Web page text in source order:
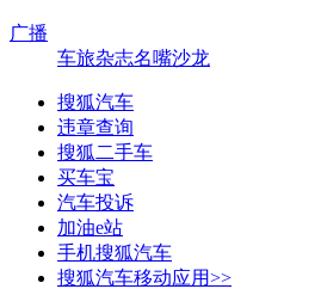
广播
车旅杂志名嘴沙龙
搜狐汽车
违章查询
搜狐二手车
买车宝
汽车投诉
加油e站
手机搜狐汽车
搜狐汽车移动应用>>